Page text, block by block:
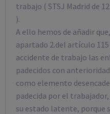
trabajo ( STSJ Madrid de
).
A ello hemos de añadir
apartado 2.del artículo
accidente de trabajo las
padecidos con
como elemento
padecida por el
su estado latente,